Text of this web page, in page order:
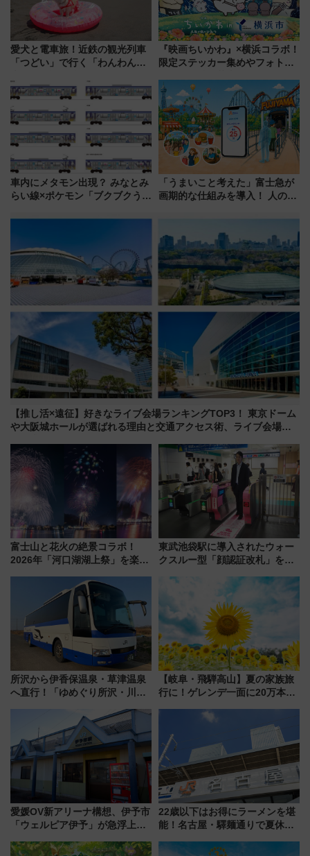
愛犬と電車旅！近鉄の観光列車
「つどい」で行く「わんわん列
める日帰りツアー
『映画ちいかわ』×横浜コラボ！
限定ステッカー集めやフォトス
いを満喫しよう（花火鑑賞会応
募は7/12まで！）
車内にメタモン出現？ みなとみ
らい線×ポケモン「ブクブクうみ
行開始に！ この夏は直通列車で
「うまいこと考えた」富士急が
画期的な仕組みを導入！ 人のか
【推し活×遠征】好きなライブ会場ランキングTOP3！ 東京ドーム
や大阪城ホールが選ばれる理由と交通アクセス術、ライブ会場に
富士山と花火の絶景コラボ！
2026年「河口湖湖上祭」を楽し
東武池袋駅に導入されたウォー
クスルー型「顔認証改札」を見
所沢から伊香保温泉・草津温泉
へ直行！「ゆめぐり所沢・川越
軽に 運行ダイヤ・運賃を解説
【岐阜・飛騨高山】夏の家族旅
行に！ゲレンデ一面に20万本の
アひまわり園」開園
愛媛OV新アリーナ構想、伊予市
「ウェルピア伊予」が急浮上！
で探る鉄道アクセスの未来
22歳以下はお得にラーメンを堪
能！名古屋・驛麺通りで夏休み
よりスタート